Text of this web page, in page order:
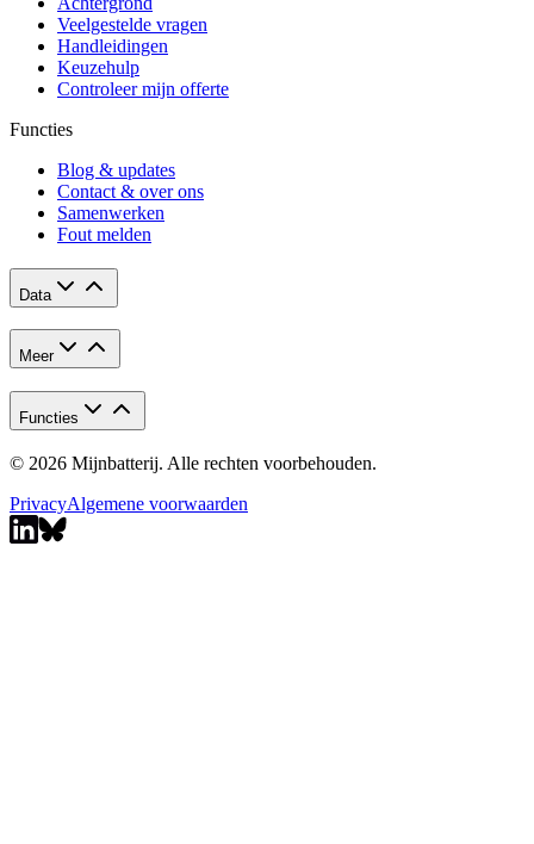
Veelgestelde vragen
Handleidingen
Keuzehulp
Controleer mijn offerte
Functies
Blog & updates
Contact & over ons
Samenwerken
Fout melden
Data
Meer
Functies
© 2026 Mijnbatterij. Alle rechten voorbehouden.
PrivacyAlgemene voorwaarden